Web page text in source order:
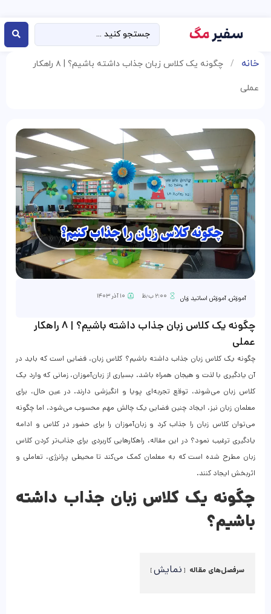
خانه / چگونه یک کلاس زبان جذاب داشته باشیم؟ | ۸ راهکار
عملی
آموزش,آموزش اساتید زبان ۲:۰۰ ب٫ظ ۱۰ آذر ۱۴۰۳
چگونه یک کلاس زبان جذاب داشته باشیم؟ | ۸ راهکار
عملی
چگونه یک کلاس زبان جذاب داشته باشیم؟ کلاس زبان، فضایی است که باید در
آن یادگیری با لذت و هیجان همراه باشد. بسیاری از زبان‌آموزان، زمانی که وارد یک
کلاس زبان می‌شوند، توقع تجربه‌ای پویا و انگیزشی دارند. در عین حال، برای
معلمان زبان نیز، ایجاد چنین فضایی یک چالش مهم محسوب می‌شود. اما چگونه
می‌توان کلاس زبان را جذاب کرد و زبان‌آموزان را برای حضور در کلاس و ادامه
یادگیری ترغیب نمود؟ در این مقاله، راهکارهایی کاربردی برای جذاب‌تر کردن کلاس
زبان مطرح شده است که به معلمان کمک می‌کند تا محیطی پرانرژی، تعاملی و
اثربخش ایجاد کنند.
چگونه یک کلاس زبان جذاب داشته
باشیم؟
سرفصل‌های مقاله نمایش